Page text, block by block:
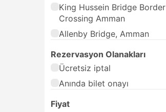
King Hussein Bridge Border
Crossing Amman
Allenby Bridge, Amman
Rezervasyon Olanakları
Ücretsiz iptal
Anında bilet onayı
Fiyat